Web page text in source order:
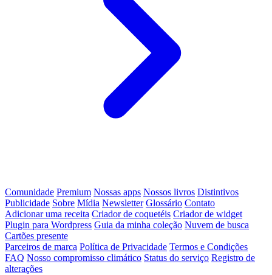
Comunidade Premium Nossas apps Nossos livros Distintivos
Publicidade Sobre Mídia Newsletter Glossário Contato
Adicionar uma receita Criador de coquetéis Criador de widget
Plugin para Wordpress Guia da minha coleção Nuvem de busca
Cartões presente
Parceiros de marca Política de Privacidade Termos e Condições
FAQ Nosso compromisso climático Status do serviço Registro de
alterações